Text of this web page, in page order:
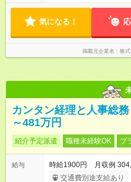
気になる！
掲載元企業名 株
カンタン経理と人事総
～481万円
紹介予定派遣 職種未経験OK ブ
給与
時給1900円 月収例
交通費別途支給あり